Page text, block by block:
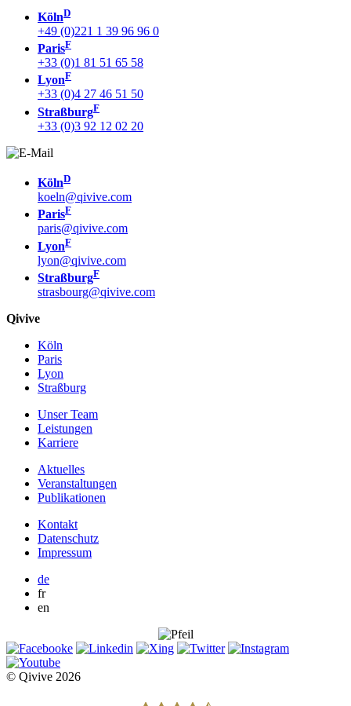
KölnD
+49 (0)221 1 39 96 96 0
ParisF
+33 (0)1 81 51 65 58
LyonF
+33 (0)4 27 46 51 50
StraßburgF
+33 (0)3 92 12 02 20
KölnD
koeln@qivive.com
ParisF
paris@qivive.com
LyonF
lyon@qivive.com
StraßburgF
strasbourg@qivive.com
Qivive
Köln
Paris
Lyon
Straßburg
Unser Team
Leistungen
Karriere
Aktuelles
Veranstaltungen
Publikationen
Kontakt
Datenschutz
Impressum
de
fr
en
© Qivive 2026